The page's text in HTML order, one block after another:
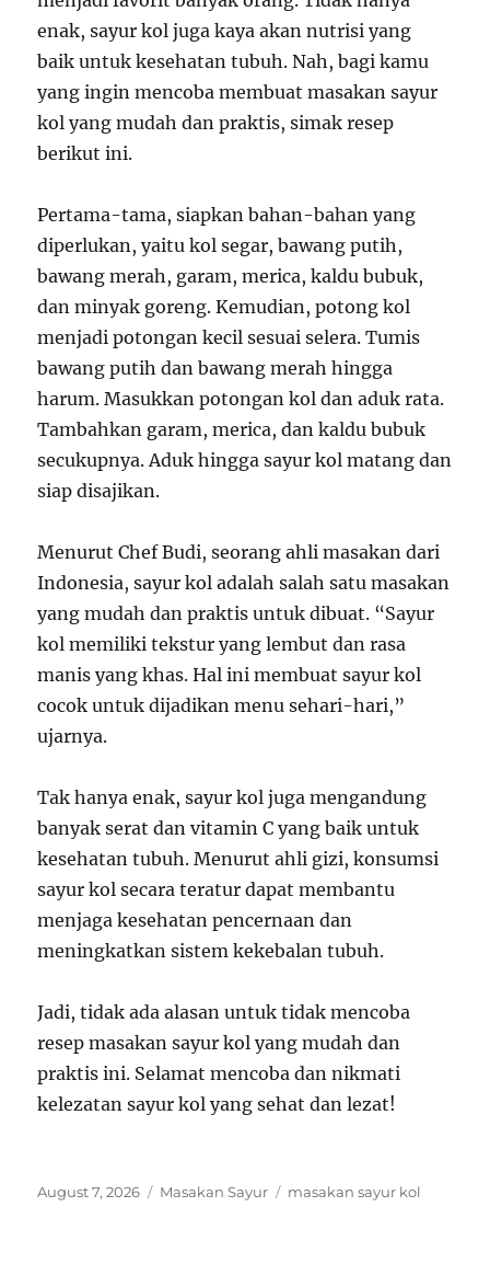
enak, sayur kol juga kaya akan nutrisi yang
baik untuk kesehatan tubuh. Nah, bagi kamu
yang ingin mencoba membuat masakan sayur
kol yang mudah dan praktis, simak resep
berikut ini.
Pertama-tama, siapkan bahan-bahan yang
diperlukan, yaitu kol segar, bawang putih,
bawang merah, garam, merica, kaldu bubuk,
dan minyak goreng. Kemudian, potong kol
menjadi potongan kecil sesuai selera. Tumis
bawang putih dan bawang merah hingga
harum. Masukkan potongan kol dan aduk rata.
Tambahkan garam, merica, dan kaldu bubuk
secukupnya. Aduk hingga sayur kol matang dan
siap disajikan.
Menurut Chef Budi, seorang ahli masakan dari
Indonesia, sayur kol adalah salah satu masakan
yang mudah dan praktis untuk dibuat. “Sayur
kol memiliki tekstur yang lembut dan rasa
manis yang khas. Hal ini membuat sayur kol
cocok untuk dijadikan menu sehari-hari,”
ujarnya.
Tak hanya enak, sayur kol juga mengandung
banyak serat dan vitamin C yang baik untuk
kesehatan tubuh. Menurut ahli gizi, konsumsi
sayur kol secara teratur dapat membantu
menjaga kesehatan pencernaan dan
meningkatkan sistem kekebalan tubuh.
Jadi, tidak ada alasan untuk tidak mencoba
resep masakan sayur kol yang mudah dan
praktis ini. Selamat mencoba dan nikmati
kelezatan sayur kol yang sehat dan lezat!
Posted
August 7, 2026 Categories
Masakan Sayur Tags
masakan sayur kol